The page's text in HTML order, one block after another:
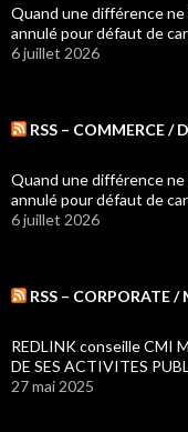
Quand une différence
annulé pour défaut de
6 juillet 2026
RSS – COMMERCE /
Quand une différence
annulé pour défaut de
6 juillet 2026
RSS – CORPORATE /
REDLINK conseille CMI
DE SES ACTIVITES
27 mai 2025